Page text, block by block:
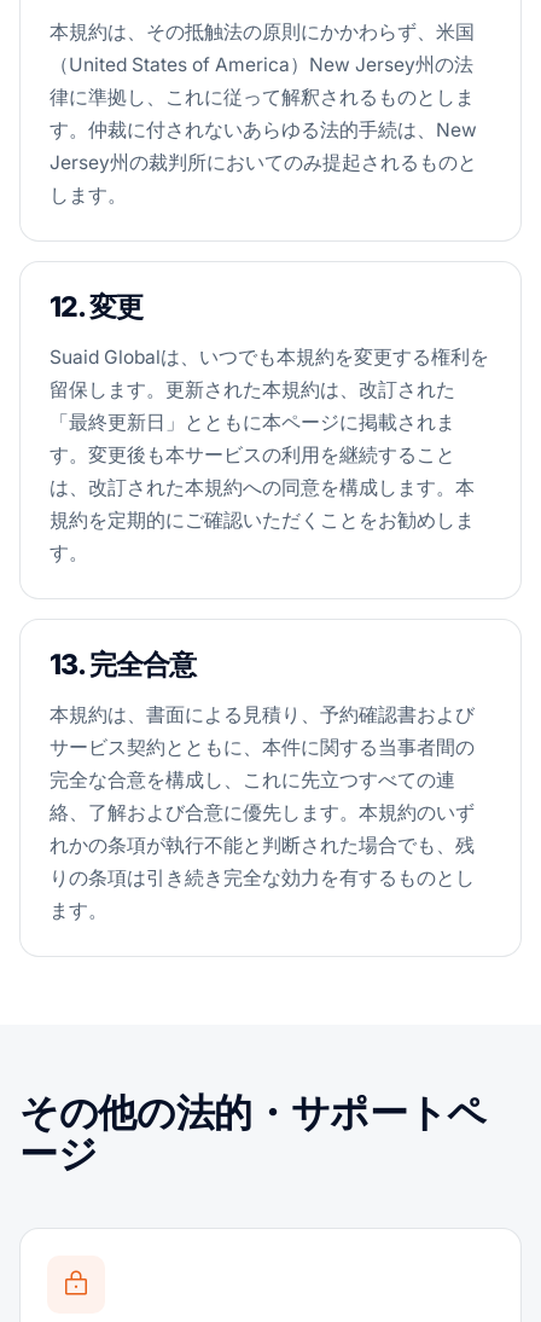
本規約は、その抵触法の原則にかかわらず、米国
（United States of America）New Jersey州の法
律に準拠し、これに従って解釈されるものとしま
す。仲裁に付されないあらゆる法的手続は、New
Jersey州の裁判所においてのみ提起されるものと
します。
12. 変更
Suaid Globalは、いつでも本規約を変更する権利を
留保します。更新された本規約は、改訂された
「最終更新日」とともに本ページに掲載されま
す。変更後も本サービスの利用を継続すること
は、改訂された本規約への同意を構成します。本
規約を定期的にご確認いただくことをお勧めしま
す。
13. 完全合意
本規約は、書面による見積り、予約確認書および
サービス契約とともに、本件に関する当事者間の
完全な合意を構成し、これに先立つすべての連
絡、了解および合意に優先します。本規約のいず
れかの条項が執行不能と判断された場合でも、残
りの条項は引き続き完全な効力を有するものとし
ます。
その他の法的・サポートペ
ージ